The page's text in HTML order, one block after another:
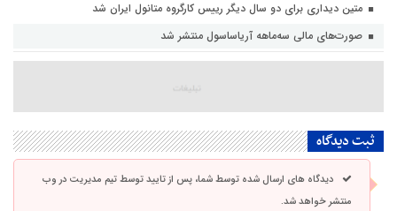
متین دیداری برای دو سال دیگر رییس کارگروه متانول ایران شد
صورت‌های مالی سه‌ماهه آریاساسول منتشر شد
ثبت دیدگاه
دیدگاه های ارسال شده توسط شما، پس از تایید توسط تیم مدیریت در وب
منتشر خواهد شد.